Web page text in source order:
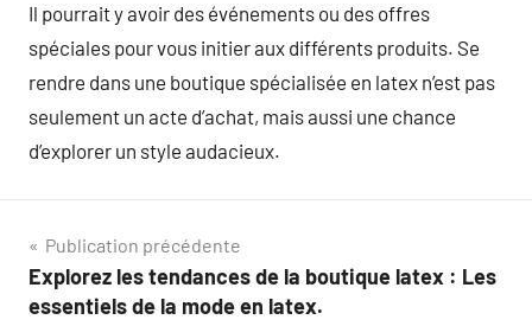
Il pourrait y avoir des événements ou des offres
spéciales pour vous initier aux différents produits. Se
rendre dans une boutique spécialisée en latex n’est pas
seulement un acte d’achat, mais aussi une chance
d’explorer un style audacieux.
Navigation
de
Publication précédente
Explorez les tendances de la boutique latex : Les
essentiels de la mode en latex.